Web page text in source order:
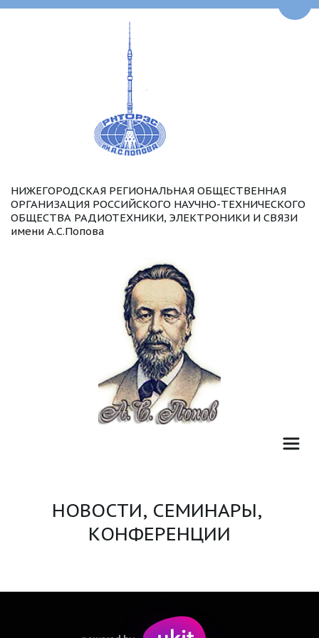
НИЖЕГОРОДСКАЯ РЕГИОНАЛЬНАЯ ОБЩЕСТВЕННАЯ
ОРГАНИЗАЦИЯ РОССИЙСКОГО НАУЧНО-ТЕХНИЧЕСКОГО
ОБЩЕСТВА РАДИОТЕХНИКИ, ЭЛЕКТРОНИКИ И СВЯЗИ
имени А.С.Попова
НОВОСТИ, СЕМИНАРЫ,
КОНФЕРЕНЦИИ